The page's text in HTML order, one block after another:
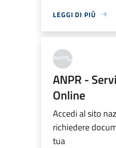
LEGGI DI PIÙ
ANPR -
Online
Accedi al sito
richiedere
tua